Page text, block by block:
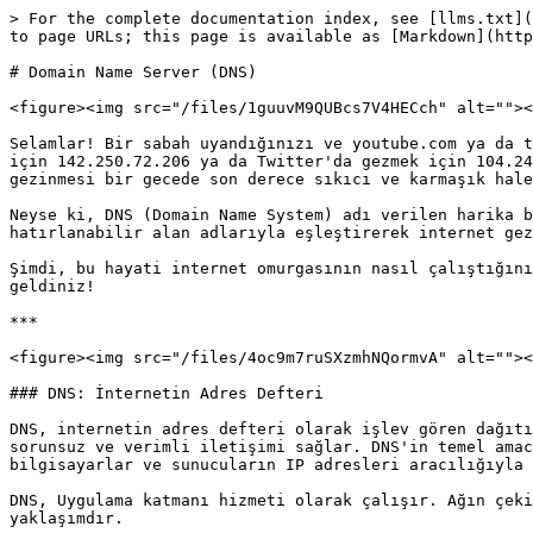
> For the complete documentation index, see [llms.txt](https://docs.yavuzlar.org/llms.txt). Markdown versions of documentation pages are available by appending `.md` to page URLs; this page is available as [Markdown](https://docs.yavuzlar.org/network/dns.md).

# Domain Name Server (DNS)

<figure><img src="/files/1guuvM9QUBcs7V4HECch" alt=""><figcaption></figcaption></figure>

Selamlar! Bir sabah uyandığınızı ve youtube.com ya da twitter.com gibi web sitesi isimlerini yazarak erişim sağlayamadığınızı düşünün. Bunun yerine, YouTube'a girmek için 142.250.72.206 ya da Twitter'da gezmek için 104.244.42.65 gibi bir dizi sayıyı ezberleyip yazmanız gerektiğini hayal edin. Haydi, itiraf edelim, internet gezinmesi bir gecede son derece sıkıcı ve karmaşık hale gelirdi, değil mi?

Neyse ki, DNS (Domain Name System) adı verilen harika bir sistem sayesinde bu kabus senaryosu gerçekleşmeyecek. DNS, hatırlanması zor olan IP adreslerini kolayca hatırlanabilir alan adlarıyla eşleştirerek internet gezinmemizi oldukça keyifli ve sorunsuz hale getiriyor.

Şimdi, bu hayati internet omurgasının nasıl çalıştığını daha yakından inceleyelim ve arka planda neler olup bittiğini keşfedelim. DNS'in büyülü dünyasına hoş geldiniz!

***

<figure><img src="/files/4oc9m7ruSXzmhNQormvA" alt=""><figcaption></figcaption></figure>

### DNS: İnternetin Adres Defteri

DNS, internetin adres defteri olarak işlev gören dağıtık ve hiyerarşik bir sistemdir. Alan adlarını IP adreslerine çevirerek, dünya genelindeki cihazlar arasında sorunsuz ve verimli iletişimi sağlar. DNS'in temel amacı, kullanıcıların kolayca hatırlayabileceği alan adlarıyla web sitelerine ve kaynaklara erişmesini sağlarken, bilgisayarlar ve sunucuların IP adresleri aracılığıyla iletişim kurmasına olanak tanımaktır.

DNS, Uygulama katmanı hizmeti olarak çalışır. Ağın çekirdeğini basit tutarken, karmaşıklığı ağın kenarına yerleştirir. Bu, internetin tasarım felsefesini yansıtan bir yaklaşımdır.

***

### DNS'in Sağladığı Temel Hizmetler

DNS, internetin işleyişini kolaylaştırmak için çeşitli hizmetler sunar. İşte DNS'in sağladığı bazı hayati hizmetler:

1. Host-to-IP Adres Eşlemesi DNS, alan adları ve bunlara karşılık gelen IP adreslerinin bir veritabanını tutar. Bu eşleştirme, cihazların internet üzerinde birbirlerini bulabilmesi için gereklidir. Örneğin, "[www.google.com](http://www.google.com)" alan adını düşünelim. Host-to-IP adres eşlemesi, bu alan adıyla ilişkili IP adresinin belirlenmesini içerir, örneğin "172.67.21.11".
2. Host Aliasing (Takma Ad Oluşturma) DNS, CNAME (Canonical Name) kayıtları aracılığıyla yaygın olarak bilinen bir özellik olan host aliasing'i destekler. Bu, tek bir IP adresi veya birincil alan adıyla birden fazla alan adı takma adının ilişkilendirilmesine olanak tanır. Örneğin, "sibervatan.org" birincil alan adını düşünelim. Web sitesinin "sibervatan.org"un yanı sıra "[www.sibervatan.org](http://www.sibervatan.org)", "web.sibervatan.org" ve "blog.sibervatan.org" gibi çeşitli takma adlar aracılığıyla erişilebilir olmasını isteyebilirsiniz. Uygun CNAME kayıtlarını DNS'e ayarlayarak, bu takma adların tümü "sibervatan.org" birincil alan adına işaret edebilir. Sonuç olarak, kullanıcılar bu alan adlarından herhangi birini kullanarak web sitesine erişebilirler ve hepsi